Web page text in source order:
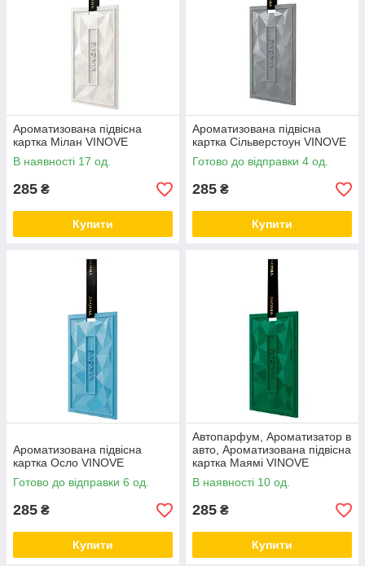
оригінальний подарунок для друзів або рідних. Вони не тільки
красиві, але й практичні, дозволяючи насолоджуватися
улюбленим ароматом в будь-якому місці.
Ароматизована підвісна
картка Мілан VINOVE
В наявності 17 од.
285 ₴
Купити
Ароматизована підвісна
картка Сільверстоун VINOVE
Готово до відправки 4 од.
285 ₴
Купити
Ароматизована підвісна
картка Осло VINOVE
Готово до відправки 6 од.
285 ₴
Купити
Автопарфум, Ароматизатор в
авто, Ароматизована підвісна
картка Маямі VINOVE
В наявності 10 од.
285 ₴
Купити